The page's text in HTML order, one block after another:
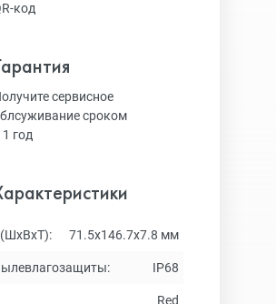
код
сервисное
сроком
1 год
71.5x146.7x7.8 мм
IP68
Red